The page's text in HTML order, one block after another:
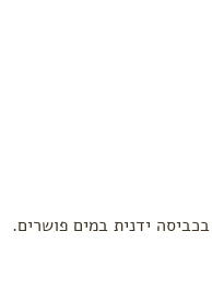
ידנית במים פושרים.